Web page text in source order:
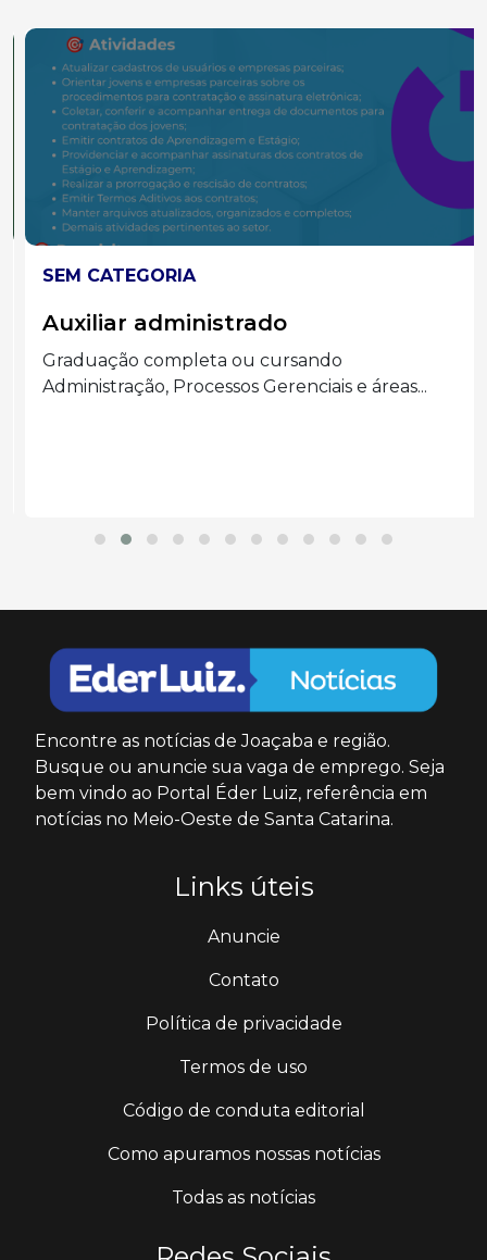
SEM CATEGORIA
Auxiliar administrado
Graduação completa ou cursando
Administração, Processos Gerenciais e áreas...
Encontre as notícias de Joaçaba e região.
Busque ou anuncie sua vaga de emprego. Seja
bem vindo ao Portal Éder Luiz, referência em
notícias no Meio-Oeste de Santa Catarina.
Links úteis
Anuncie
Contato
Política de privacidade
Termos de uso
Código de conduta editorial
Como apuramos nossas notícias
Todas as notícias